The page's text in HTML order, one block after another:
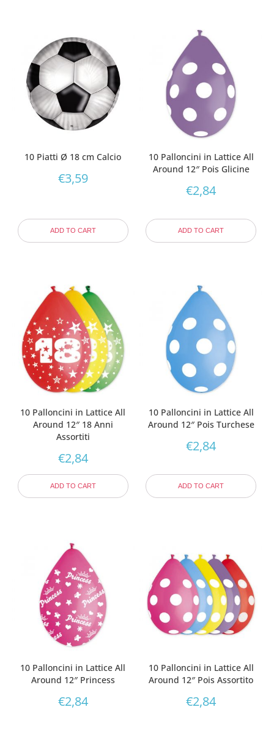
10 Piatti Ø 18 cm Calcio
€3,59
ADD TO CART
10 Palloncini in Lattice All
Around 12″ Pois Glicine
€2,84
ADD TO CART
10 Palloncini in Lattice All
Around 12″ 18 Anni
Assortiti
€2,84
ADD TO CART
10 Palloncini in Lattice All
Around 12″ Pois Turchese
€2,84
ADD TO CART
10 Palloncini in Lattice All
Around 12″ Princess
€2,84
10 Palloncini in Lattice All
Around 12″ Pois Assortito
€2,84